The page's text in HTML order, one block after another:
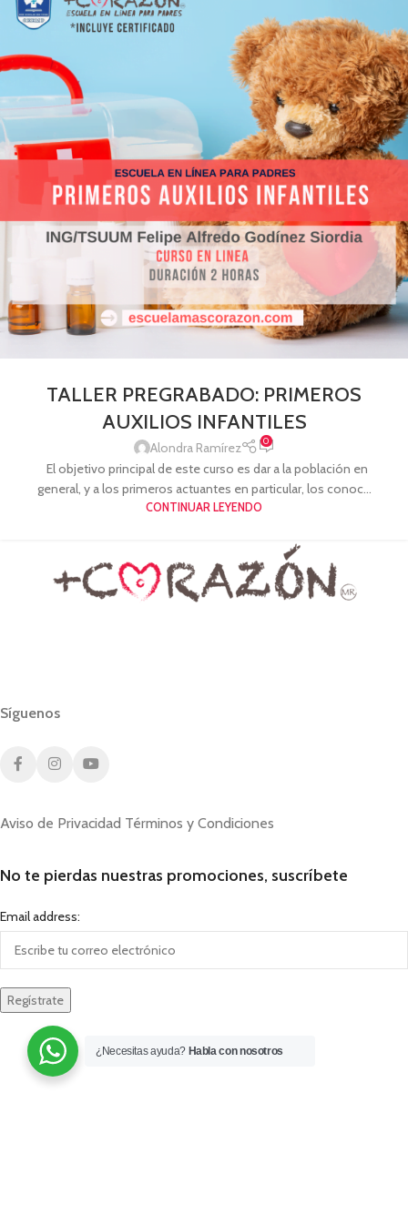
TALLER PREGRABADO: PRIMEROS
AUXILIOS INFANTILES
Alondra Ramírez 0
El objetivo principal de este curso es dar a la población en
general, y a los primeros actuantes en particular, los conoc...
CONTINUAR LEYENDO
Síguenos
Aviso de Privacidad Términos y Condiciones
No te pierdas nuestras promociones, suscríbete
Email address:
¿Necesitas ayuda? Habla con nosotros